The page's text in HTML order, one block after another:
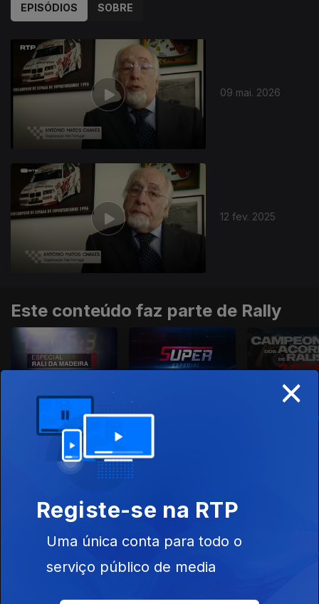
EPISÓDIOS SOBRE
09 mai. 2026
12 fev. 2025
829394
Este conteúdo faz parte de Rally
Rali da Madeira
Super Especial
Açores de
Este conteúdo faz parte de Histórias
do Desporto
×
Registe-se na RTP
Uma única conta para todo o
serviço público de media